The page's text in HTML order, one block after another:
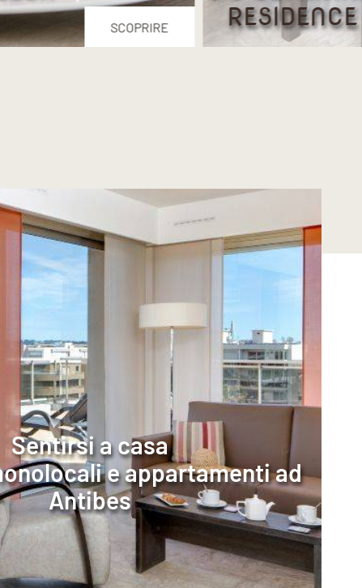
SCOPRIRE
RESIDENCE
Sentirsi a casa
e appartamenti ad
Antibes